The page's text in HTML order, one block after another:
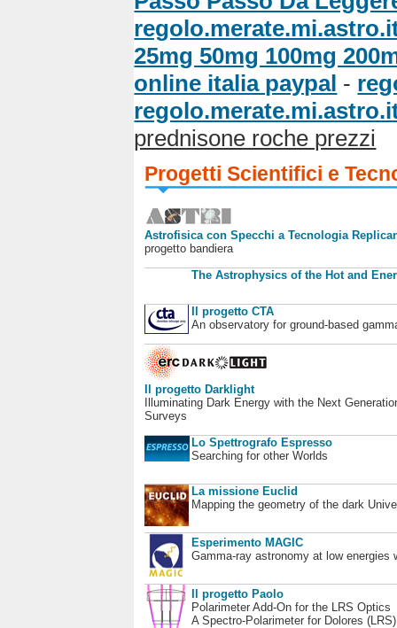
25mg 50mg 100mg
online italia paypal -
prednisone roche prezzi
Progetti Scientifici e
Astrofisica con Specchi a Tecnologia
progetto bandiera
The Astrophysics of the Hot and
Il progetto CTA
An observatory for ground-based
Il progetto Darklight
Illuminating Dark Energy with the Next
Surveys
Lo Spettrografo Espresso
Searching for other Worlds
La missione Euclid
Mapping the geometry of the dark
Esperimento MAGIC
Gamma-ray astronomy at low energies
Il progetto Paolo
Polarimeter Add-On for the LRS Optics
A Spectro-Polarimeter for Dolores